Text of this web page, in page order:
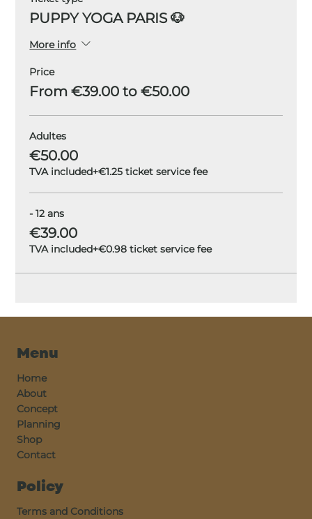
PUPPY YOGA PARIS 🐶
More info
Price
From €39.00 to €50.00
Adultes
€50.00
TVA included+€1.25 ticket service fee
- 12 ans
€39.00
TVA included+€0.98 ticket service fee
Menu
Home
About
Concept
Planning
Shop
Contact
Policy
Terms and Conditions